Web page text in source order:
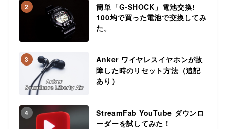
2
簡単「G-SHOCK」電池交換!
100均で買った電池で交換してみ
た。
3
Anker ワイヤレスイヤホンが故
障した時のリセット方法（追記
あり）
4
StreamFab YouTube ダウンロ
ーダーを試してみた！